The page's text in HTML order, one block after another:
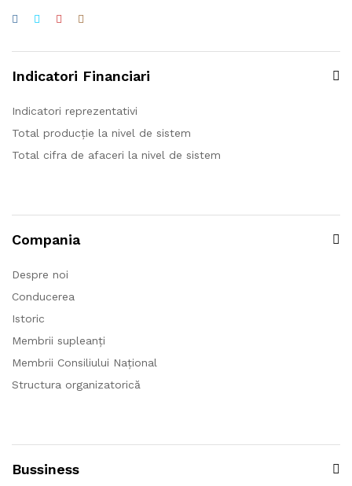
Indicatori Financiari
Indicatori reprezentativi
Total producție la nivel de sistem
Total cifra de afaceri la nivel de sistem
Compania
Despre noi
Conducerea
Istoric
Membrii supleanți
Membrii Consiliului Național
Structura organizatorică
Bussiness